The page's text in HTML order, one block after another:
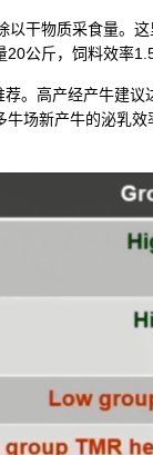
物质采食量。这
公斤，饲料效率
高产经产牛建议
场新产牛的泌乳